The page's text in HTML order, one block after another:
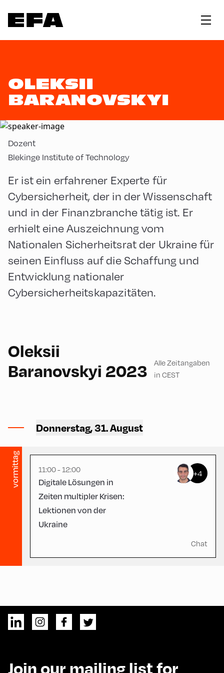
OLEKSII
BARANOVSKYI
Dozent
Blekinge Institute of Technology
Er ist ein erfahrener Experte für
Cybersicherheit, der in der Wissenschaft
und in der Finanzbranche tätig ist. Er
erhielt eine Auszeichnung vom
Nationalen Sicherheitsrat der Ukraine für
seinen Einfluss auf die Schaffung und
Entwicklung nationaler
Cybersicherheitskapazitäten.
Oleksii
Baranovskyi 2023
Alle Zeitangaben
in CEST
Donnerstag, 31. August
vormittag
CCA – Hayek-Saal
11:00 - 12:00
Digitale Lösungen in
Zeiten multipler Krisen:
Lektionen von der
Ukraine
+4
Chat
Join our mailing list for